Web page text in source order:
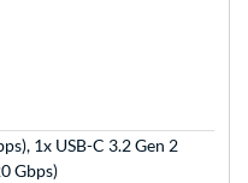
1x USB-C 3.2 Gen 2
Gbps)